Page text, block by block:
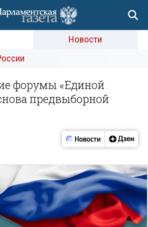
Новости
форумы «Единой
предвыборной